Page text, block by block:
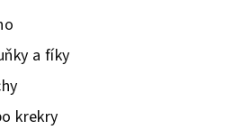
a fíky
krekry